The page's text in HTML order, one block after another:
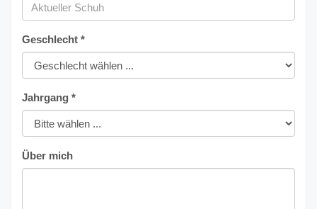
Geschlecht *
Jahrgang *
Über mich